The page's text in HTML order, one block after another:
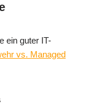
ein guter IT-
vs. Managed